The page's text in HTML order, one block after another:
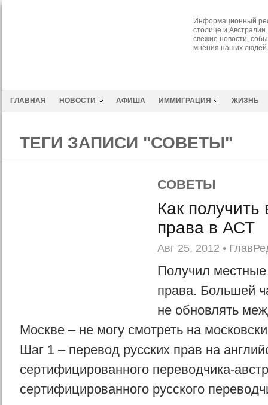
Информационный
столице и
свежие новости,
мнения наших людей.
ГЛАВНАЯ НОВОСТИ АФИША ИММИГРАЦИЯ ЖИЗНЬ
ТЕГИ ЗАПИСИ "СОВЕТЫ"
СОВЕТЫ
Как получить
права в АСТ
Авг 25, 2012 •
Получил местные
права. Большей
не обновлять
Москве – не могу смотреть на
Шаг 1 – перевод русских прав на
сертифицированного переводчика-
сертифицированного русского